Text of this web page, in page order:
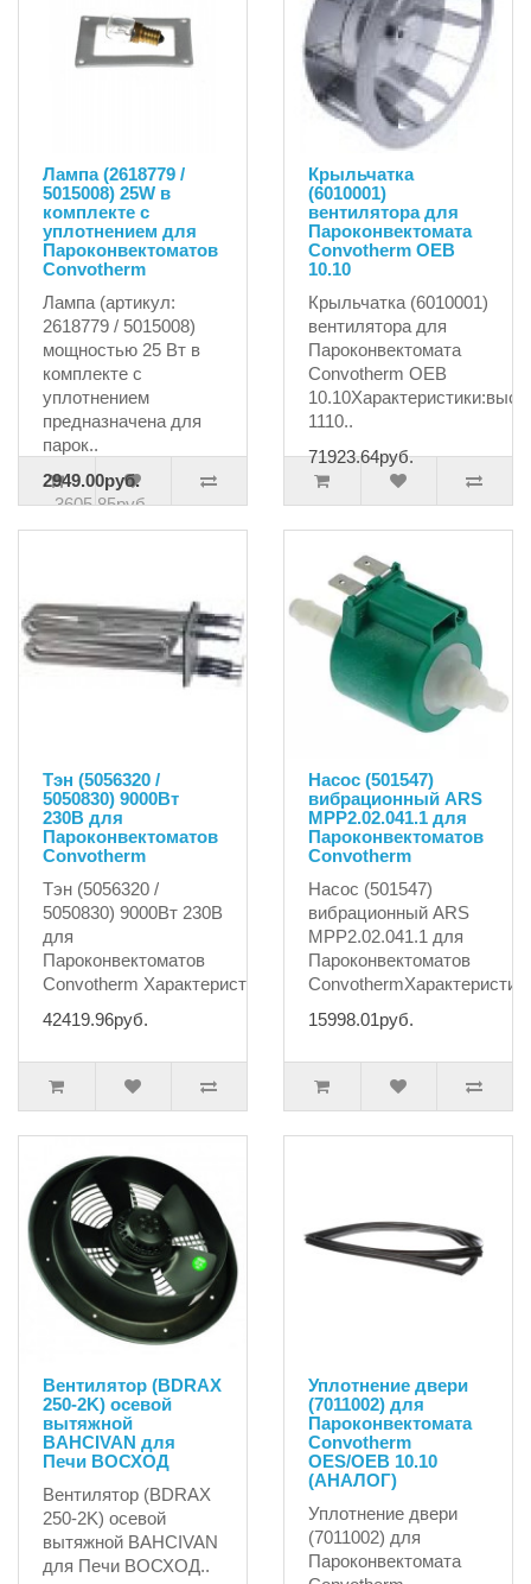
Лампа (2618779 /
5015008) 25W в
комплекте с
уплотнением для
Пароконвектоматов
Convotherm
Лампа (артикул:
2618779 / 5015008)
мощностью 25 Вт в
комплекте с
уплотнением
предназначена для
парок..
2949.00руб.
3605.85руб.
Крыльчатка
(6010001)
вентилятора для
Пароконвектомата
Сonvotherm OEB
10.10
Крыльчатка (6010001)
вентилятора для
Пароконвектомата
Сonvotherm OEB
1110..
71923.64руб.
Тэн (5056320 /
5050830) 9000Вт
230В для
Пароконвектоматов
Convotherm
Тэн (5056320 /
5050830) 9000Вт 230В
для
Пароконвектоматов
Convotherm Характеристики:мощность900..
42419.96руб.
Насос (501547)
вибрационный ARS
MPP2.02.041.1 для
Пароконвектоматов
Convotherm
Насос (501547)
вибрационный ARS
MPP2.02.041.1 для
Пароконвектоматов
15998.01руб.
Вентилятор (BDRAX
250-2K) осевой
вытяжной
BAHCIVAN для
Печи ВОСХОД
Вентилятор (BDRAX
250-2K) осевой
вытяжной BAHCIVAN
для Печи ВОСХОД..
Уплотнение двери
(7011002) для
Пароконвектомата
Convotherm
OES/OEB 10.10
(АНАЛОГ)
Уплотнение двери
(7011002) для
Пароконвектомата